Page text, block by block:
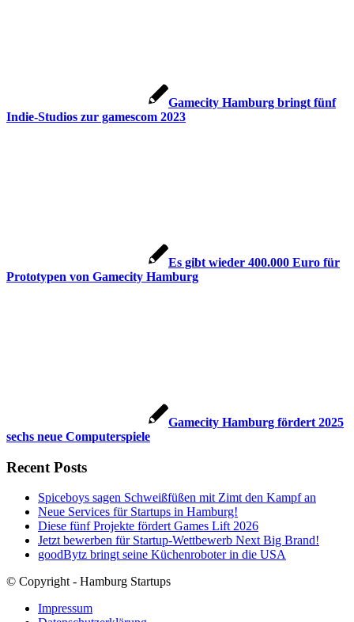
Gamecity Hamburg bringt fünf
Indie-Studios zur gamescom 2023
Es gibt wieder 400.000 Euro für
Prototypen von Gamecity Hamburg
Gamecity Hamburg fördert 2025
sechs neue Computerspiele
Recent Posts
Spiceboys sagen Schweißfüßen mit Zimt den Kampf an
Neue Services für Startups in Hamburg!
Diese fünf Projekte fördert Games Lift 2026
Jetzt bewerben für Startup-Wettbewerb Next Big Brand!
goodBytz bringt seine Küchenroboter in die USA
© Copyright - Hamburg Startups
Impressum